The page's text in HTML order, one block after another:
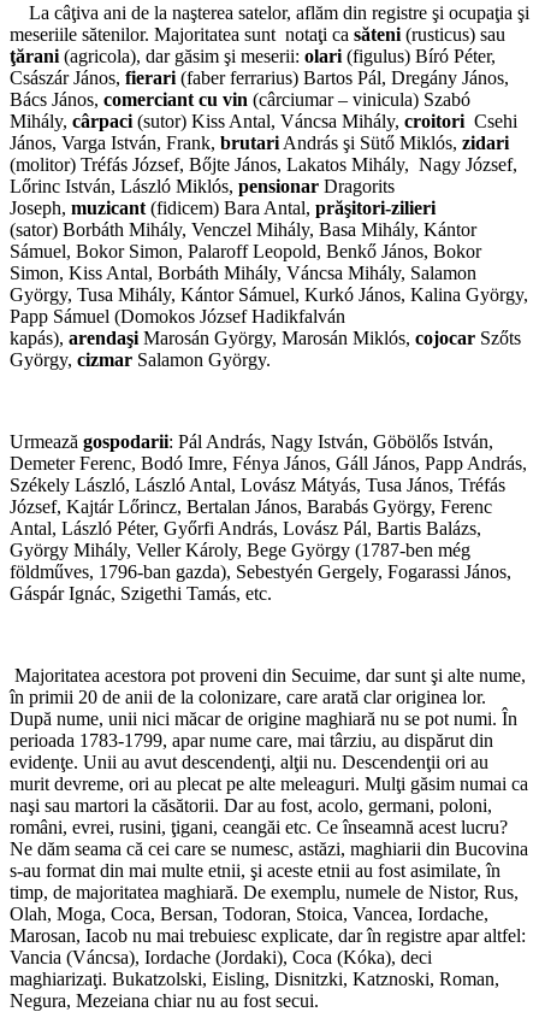
La câţiva ani de la naşterea satelor, aflăm din registre şi ocupaţia şi
meseriile sătenilor. Majoritatea sunt notaţi ca săteni (rusticus) sau
ţărani (agricola), dar găsim şi meserii: olari (figulus) Bíró Péter,
Császár János, fierari (faber ferrarius) Bartos Pál, Dregány János,
Bács János, comerciant cu vin (cârciumar – vinicula) Szabó
Mihály, cârpaci (sutor) Kiss Antal, Váncsa Mihály, croitori Csehi
János, Varga István, Frank, brutari András şi Sütő Miklós, zidari
(molitor) Tréfás József, Bőjte János, Lakatos Mihály, Nagy József,
Lőrinc István, László Miklós, pensionar Dragorits
Joseph, muzicant (fidicem) Bara Antal, prăşitori-zilieri
(sator) Borbáth Mihály, Venczel Mihály, Basa Mihály, Kántor
Sámuel, Bokor Simon, Palaroff Leopold, Benkő János, Bokor
Simon, Kiss Antal, Borbáth Mihály, Váncsa Mihály, Salamon
György, Tusa Mihály, Kántor Sámuel, Kurkó János, Kalina György,
Papp Sámuel (Domokos József Hadikfalván
kapás), arendaşi Marosán György, Marosán Miklós, cojocar Szőts
György, cizmar Salamon György.
Urmează gospodarii: Pál András, Nagy István, Göbölős István,
Demeter Ferenc, Bodó Imre, Fénya János, Gáll János, Papp András,
Székely László, László Antal, Lovász Mátyás, Tusa János, Tréfás
József, Kajtár Lőrincz, Bertalan János, Barabás György, Ferenc
Antal, László Péter, Győrfi András, Lovász Pál, Bartis Balázs,
György Mihály, Veller Károly, Bege György (1787-ben még
földműves, 1796-ban gazda), Sebestyén Gergely, Fogarassi János,
Gáspár Ignác, Szigethi Tamás, etc.
Majoritatea acestora pot proveni din Secuime, dar sunt şi alte nume,
în primii 20 de anii de la colonizare, care arată clar originea lor.
După nume, unii nici măcar de origine maghiară nu se pot numi. În
perioada 1783-1799, apar nume care, mai târziu, au dispărut din
evidenţe. Unii au avut descendenţi, alţii nu. Descendenţii ori au
murit devreme, ori au plecat pe alte meleaguri. Mulţi găsim numai ca
naşi sau martori la căsătorii. Dar au fost, acolo, germani, poloni,
români, evrei, rusini, ţigani, ceangăi etc. Ce înseamnă acest lucru?
Ne dăm seama că cei care se numesc, astăzi, maghiarii din Bucovina
s-au format din mai multe etnii, şi aceste etnii au fost asimilate, în
timp, de majoritatea maghiară. De exemplu, numele de Nistor, Rus,
Olah, Moga, Coca, Bersan, Todoran, Stoica, Vancea, Iordache,
Marosan, Iacob nu mai trebuiesc explicate, dar în registre apar altfel:
Vancia (Váncsa), Iordache (Jordaki), Coca (Kóka), deci
maghiarizaţi. Bukatzolski, Eisling, Disnitzki, Katznoski, Roman,
Negura, Mezeiana chiar nu au fost secui.